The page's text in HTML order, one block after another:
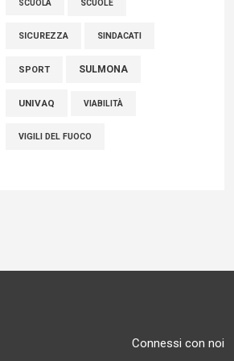
SCUOLA SCUOLE
SICUREZZA SINDACATI
SPORT SULMONA
UNIVAQ VIABILITÀ
VIGILI DEL FUOCO
Connessi con noi